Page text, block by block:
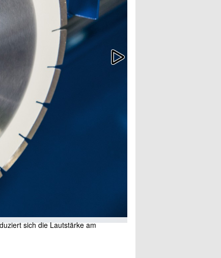
sich die Lautstärke am